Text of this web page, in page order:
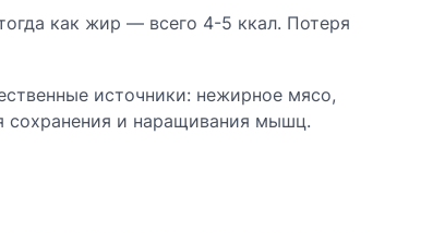
как жир — всего 4-5 ккал. Потеря
источники: нежирное мясо,
сохранения и наращивания мышц.